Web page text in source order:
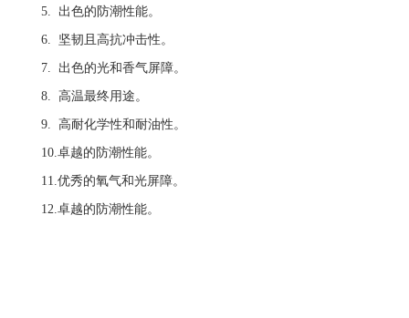
5. 出色的防潮性能。
6. 坚韧且高抗冲击性。
7. 出色的光和香气屏障。
8. 高温最终用途。
9. 高耐化学性和耐油性。
10.卓越的防潮性能。
11.优秀的氧气和光屏障。
12.卓越的防潮性能。